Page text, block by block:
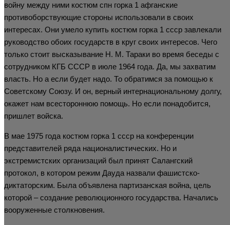
войну между ними костюм спн горка 1 афганские
противоборствующие стороны использовали в своих
интересах. Они умело купить костюм горка 1 ссср завлекали
руководство обоих государств в круг своих интересов. Чего
только стоит высказывание Н. М. Тараки во время беседы с
сотрудником КГБ СССР в июле 1964 года. Да, мы захватим
власть. Но а если будет надо. То обратимся за помощью к
Советскому Союзу. И он, верный интернациональному долгу,
окажет нам всестороннюю помощь. Но если понадобится,
пришлет войска.
В мае 1975 года костюм горка 1 ссср на конференции
представителей ряда националистических. Но и
экстремистских организаций был принят Салангский
протокол, в котором режим Дауда назвали фашистско-
диктаторским. Была объявлена партизанская война, цель
которой – создание революционного государства. Начались
вооруженные столкновения.